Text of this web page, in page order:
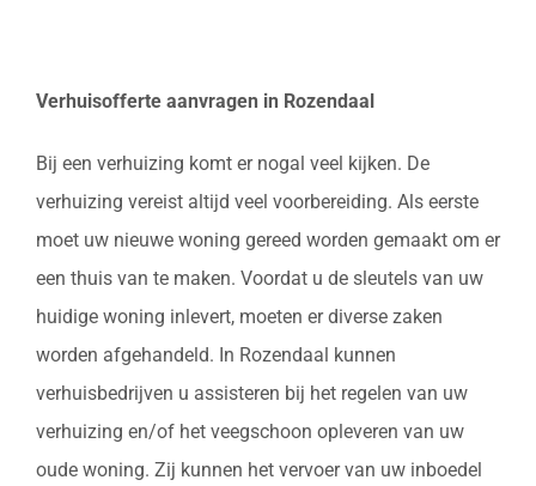
Verhuisofferte aanvragen in Rozendaal
Bij een verhuizing komt er nogal veel kijken. De
verhuizing vereist altijd veel voorbereiding. Als eerste
moet uw nieuwe woning gereed worden gemaakt om er
een thuis van te maken. Voordat u de sleutels van uw
huidige woning inlevert, moeten er diverse zaken
worden afgehandeld. In Rozendaal kunnen
verhuisbedrijven u assisteren bij het regelen van uw
verhuizing en/of het veegschoon opleveren van uw
oude woning. Zij kunnen het vervoer van uw inboedel